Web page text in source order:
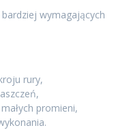
wymagających
rury,
promieni,